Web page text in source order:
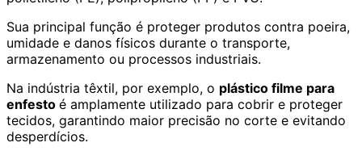
Sua principal função é proteger produtos contra poeira,
umidade e danos físicos durante o transporte,
armazenamento ou processos industriais.
Na indústria têxtil, por exemplo, o plástico filme para
enfesto é amplamente utilizado para cobrir e proteger
tecidos, garantindo maior precisão no corte e evitando
desperdícios.